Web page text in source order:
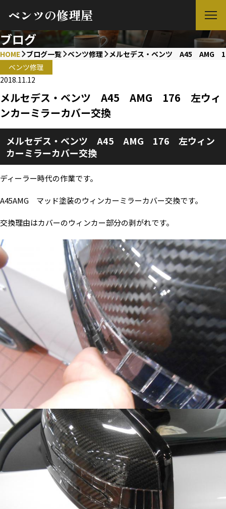
ベンツの修理屋
ブログ
HOME ブログ一覧 ベンツ修理
メルセデス・ベンツ A45 AMG
ベンツ修理
2018.11.12
メルセデス・ベンツ A45 AMG 176 左ウィ
ンカーミラーカバー交換
メルセデス・ベンツ A45 AMG 176 左ウィン
カーミラーカバー交換
ディーラー時代の作業です。
A45AMG マッド塗装のウィンカーミラーカバー交換です。
交換理由はカバーのウィンカー部分の剥がれです。